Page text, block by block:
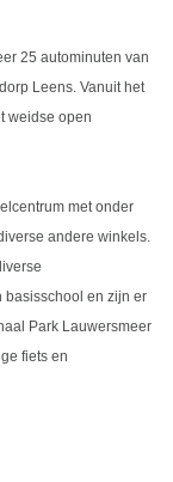
25 autominuten van
Leens. Vanuit het
weidse open
met onder
andere winkels.
basisschool en zijn er
Park Lauwersmeer
fiets en